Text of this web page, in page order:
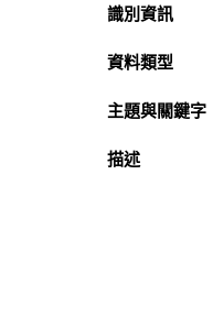
識別資訊
資料類型
主題與關鍵字
描述